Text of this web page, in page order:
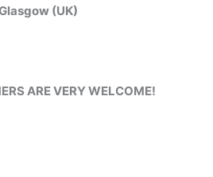
(UK)
ARE VERY WELCOME!